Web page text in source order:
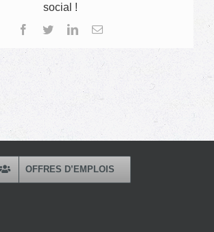
social !
Facebook
TwitterLinkedInEmail
OFFRES D’EMPLOIS